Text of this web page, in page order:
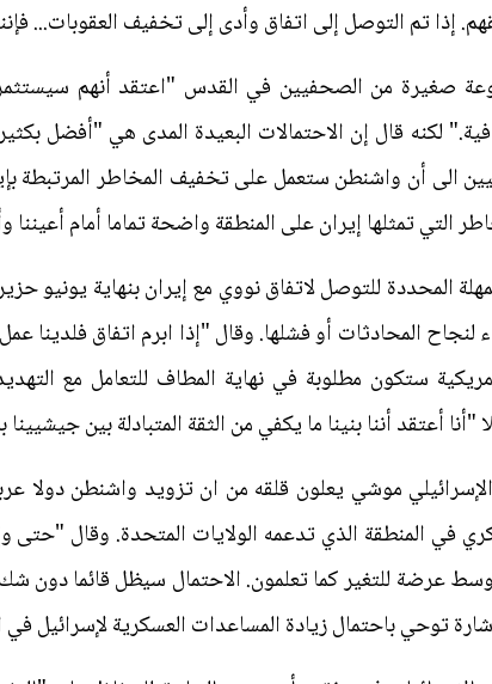
إذا تم التوصل إلى اتفاق وأدى إلى تخفيف العقوبات...
صغيرة من الصحفيين في القدس "اعتقد أنهم
لكنه قال إن الاحتمالات البعيدة المدى هي "أفضل
الى أن واشنطن ستعمل على تخفيف المخاطر المرتبطة
التي تمثلها إيران على المنطقة واضحة تماما أمام
المحددة للتوصل لاتفاق نووي مع إيران بنهاية يونيو
المحادثات أو فشلها. وقال "إذا ابرم اتفاق فلدينا
ستكون مطلوبة في نهاية المطاف للتعامل مع
أعتقد أننا بنينا ما يكفي من الثقة المتبادلة بين
موشي يعلون قلقه من ان تزويد واشنطن دولا
في المنطقة الذي تدعمه الولايات المتحدة. وقال
عرضة للتغير كما تعلمون. الاحتمال سيظل قائما دون
توحي باحتمال زيادة المساعدات العسكرية لإسرائيل في